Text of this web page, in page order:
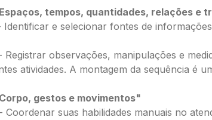
tempos, quantidades, relações e
Identificar e selecionar fontes de
Registrar observações, manipulações e
atividades. A montagem da sequência é
gestos e movimentos"
Coordenar suas habilidades manuais no